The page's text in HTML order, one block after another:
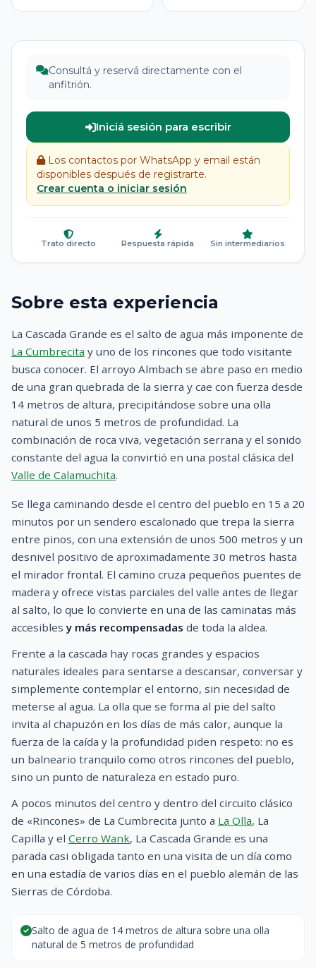
Consultá y reservá directamente con el
anfitrión.
Iniciá sesión para escribir
Los contactos por WhatsApp y email están
disponibles después de registrarte.
Crear cuenta o iniciar sesión
Trato directo Respuesta rápida Sin intermediarios
Sobre esta experiencia
La Cascada Grande es el salto de agua más imponente de
La Cumbrecita y uno de los rincones que todo visitante
busca conocer. El arroyo Almbach se abre paso en medio
de una gran quebrada de la sierra y cae con fuerza desde
14 metros de altura, precipitándose sobre una olla
natural de unos 5 metros de profundidad. La
combinación de roca viva, vegetación serrana y el sonido
constante del agua la convirtió en una postal clásica del
Valle de Calamuchita.
Se llega caminando desde el centro del pueblo en 15 a 20
minutos por un sendero escalonado que trepa la sierra
entre pinos, con una extensión de unos 500 metros y un
desnivel positivo de aproximadamente 30 metros hasta
el mirador frontal. El camino cruza pequeños puentes de
madera y ofrece vistas parciales del valle antes de llegar
al salto, lo que lo convierte en una de las caminatas más
accesiblesy más recompensadas de toda la aldea.
Frente a la cascada hay rocas grandes y espacios
naturales ideales para sentarse a descansar, conversar y
simplemente contemplar el entorno, sin necesidad de
meterse al agua. La olla que se forma al pie del salto
invita al chapuzón en los días de más calor, aunque la
fuerza de la caída y la profundidad piden respeto: no es
un balneario tranquilo como otros rincones del pueblo,
sino un punto de naturaleza en estado puro.
A pocos minutos del centro y dentro del circuito clásico
de «Rincones» de La Cumbrecita junto a La Olla, La
Capilla y el Cerro Wank, La Cascada Grande es una
parada casi obligada tanto en una visita de un día como
en una estadía de varios días en el pueblo alemán de las
Sierras de Córdoba.
Salto de agua de 14 metros de altura sobre una olla
natural de 5 metros de profundidad